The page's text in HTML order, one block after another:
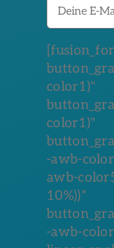
color1)"
color1)"
-awb-
awb-
10%))"
-awb-